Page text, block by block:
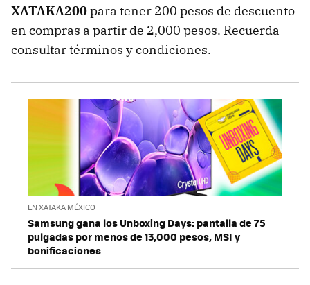
XATAKA200para tener 200 pesos de descuento
en compras a partir de 2,000 pesos. Recuerda
consultar términos y condiciones.
EN XATAKA MÉXICO
Samsung gana los Unboxing Days: pantalla de 75
pulgadas por menos de 13,000 pesos, MSI y
bonificaciones